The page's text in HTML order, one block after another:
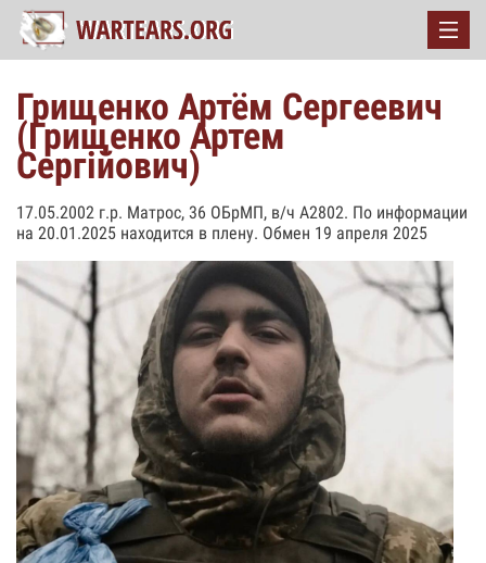
Грищенко Артём Сергеевич
(Грищенко Артем
Сергійович)
17.05.2002 г.р. Матрос, 36 ОБрМП, в/ч А2802. По информации
на 20.01.2025 находится в плену. Обмен 19 апреля 2025